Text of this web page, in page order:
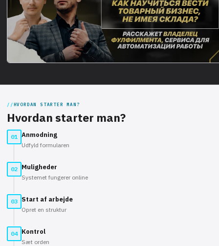
HVORDAN STARTER MAN?
Hvordan starter man?
01 Anmodning
Udfyld formularen
02 Muligheder
Systemet fungerer online
03 Start af arbejde
Opret en struktur
04 Kontrol
Sæt orden